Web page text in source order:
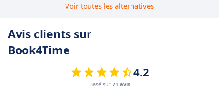
Voir toutes les alternatives
Avis clients sur
Book4Time
4.2
Basé sur 71 avis